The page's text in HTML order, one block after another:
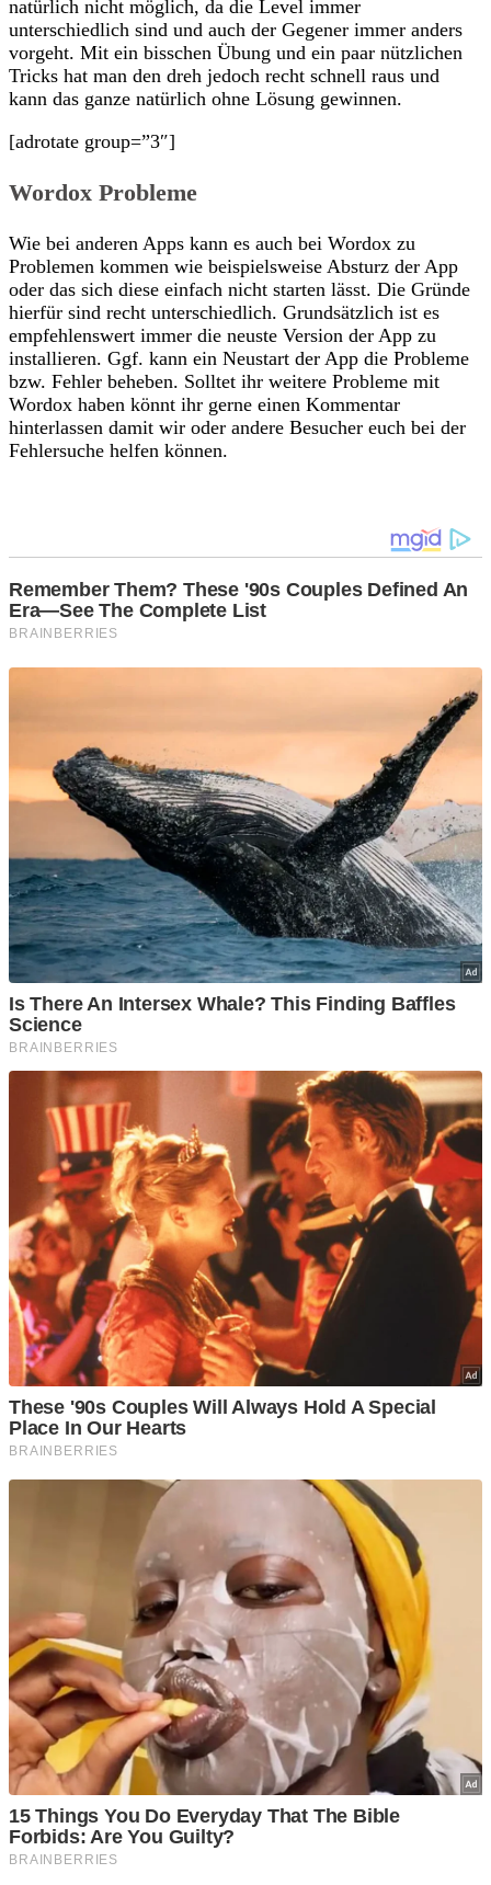
natürlich nicht möglich, da die Level immer
unterschiedlich sind und auch der Gegener immer anders
vorgeht. Mit ein bisschen Übung und ein paar nützlichen
Tricks hat man den dreh jedoch recht schnell raus und
kann das ganze natürlich ohne Lösung gewinnen.
[adrotate group=”3″]
Wordox Probleme
Wie bei anderen Apps kann es auch bei Wordox zu
Problemen kommen wie beispielsweise Absturz der App
oder das sich diese einfach nicht starten lässt. Die Gründe
hierfür sind recht unterschiedlich. Grundsätzlich ist es
empfehlenswert immer die neuste Version der App zu
installieren. Ggf. kann ein Neustart der App die Probleme
bzw. Fehler beheben. Solltet ihr weitere Probleme mit
Wordox haben könnt ihr gerne einen Kommentar
hinterlassen damit wir oder andere Besucher euch bei der
Fehlersuche helfen können.